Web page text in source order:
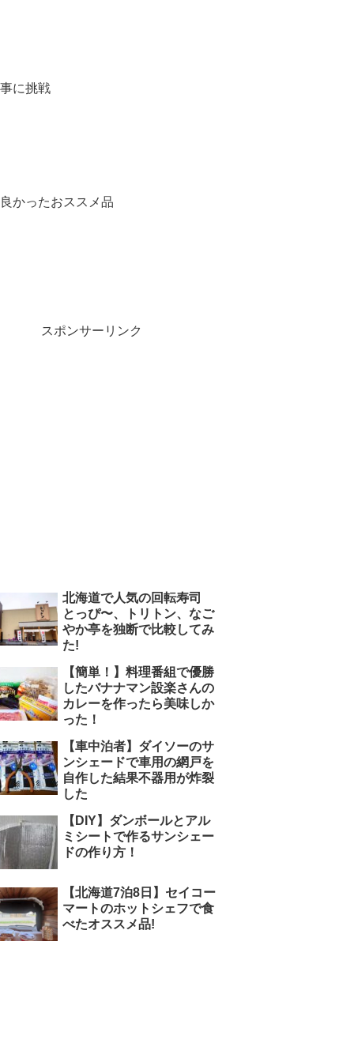
に挑戦
かったおススメ品
スポンサーリンク
北海道で人気の回転寿司
とっぴ〜、トリトン、なご
やか亭を独断で比較してみ
た!
【簡単！】料理番組で優勝
したバナナマン設楽さんの
カレーを作ったら美味しか
った！
【車中泊者】ダイソーのサ
ンシェードで車用の網戸を
自作した結果不器用が炸裂
した
【DIY】ダンボールとアル
ミシートで作るサンシェー
ドの作り方！
【北海道7泊8日】セイコー
マートのホットシェフで食
べたオススメ品!